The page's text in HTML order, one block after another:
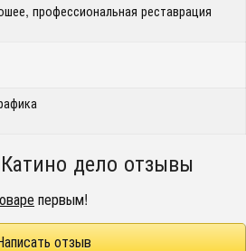
профессиональная реставрация
дело отзывы
первым!
отзыв